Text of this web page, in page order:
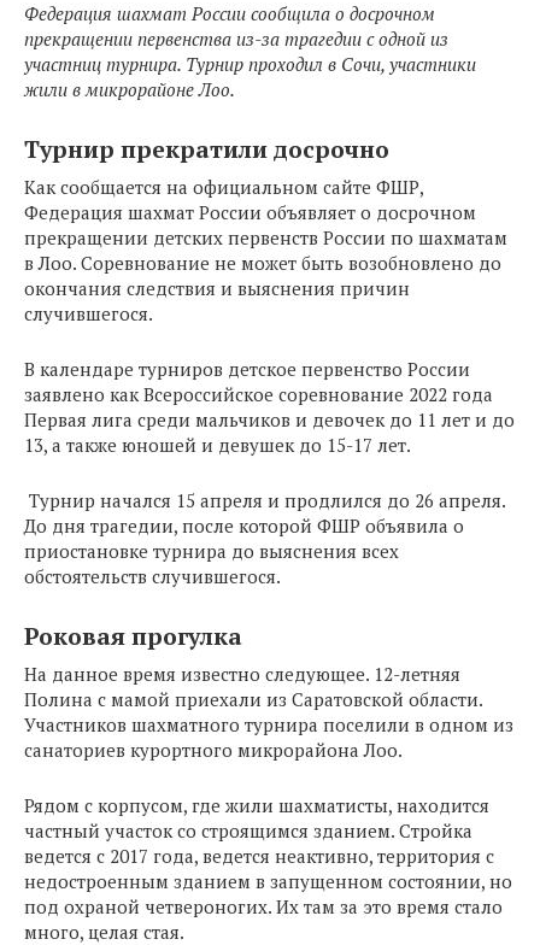
Федерация шахмат России сообщила о досрочном
прекращении первенства из-за трагедии с одной из
участниц турнира. Турнир проходил в Сочи, участники
жили в микрорайоне Лоо.
Турнир прекратили досрочно
Как сообщается на официальном сайте ФШР,
Федерация шахмат России объявляет о досрочном
прекращении детских первенств России по шахматам
в Лоо. Соревнование не может быть возобновлено до
окончания следствия и выяснения причин
случившегося.
В календаре турниров детское первенство России
заявлено как Всероссийское соревнование 2022 года
Первая лига среди мальчиков и девочек до 11 лет и до
13, а также юношей и девушек до 15-17 лет.
Турнир начался 15 апреля и продлился до 26 апреля.
До дня трагедии, после которой ФШР объявила о
приостановке турнира до выяснения всех
обстоятельств случившегося.
Роковая прогулка
На данное время известно следующее. 12-летняя
Полина с мамой приехали из Саратовской области.
Участников шахматного турнира поселили в одном из
санаториев курортного микрорайона Лоо.
Рядом с корпусом, где жили шахматисты, находится
частный участок со строящимся зданием. Стройка
ведется с 2017 года, ведется неактивно, территория с
недостроенным зданием в запущенном состоянии, но
под охраной четвероногих. Их там за это время стало
много, целая стая.